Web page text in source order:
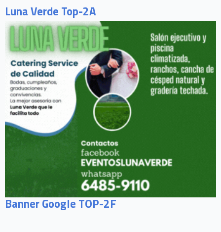
Luna Verde Top-2A
Banner Google TOP-2F